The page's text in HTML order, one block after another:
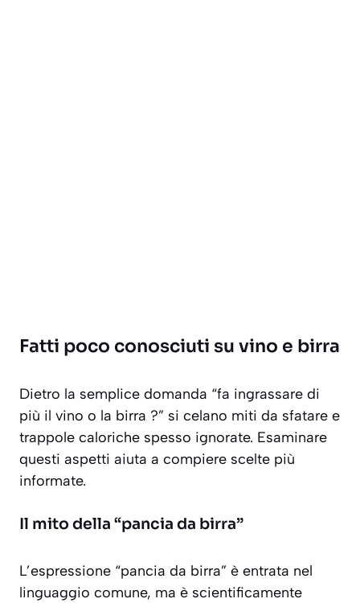
Fatti poco conosciuti su vino e birra
Dietro la semplice domanda “fa ingrassare di
più il vino o la birra ?” si celano miti da sfatare e
trappole caloriche spesso ignorate. Esaminare
questi aspetti aiuta a compiere scelte più
informate.
Il mito della “pancia da birra”
L’espressione “pancia da birra” è entrata nel
linguaggio comune, ma è scientificamente